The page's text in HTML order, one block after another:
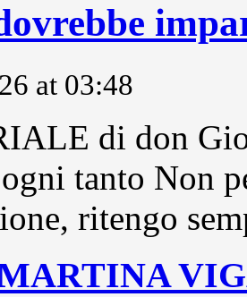
at 03:48
di don
tanto Non
ritengo